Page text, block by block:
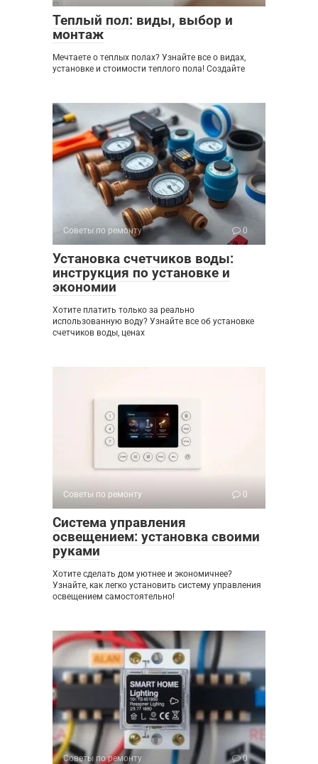
Теплый пол: виды, выбор и
монтаж
Мечтаете о теплых полах? Узнайте все о видах,
установке и стоимости теплого пола! Создайте
Советы по ремонту 0
Установка счетчиков воды:
инструкция по установке и
экономии
Хотите платить только за реально
использованную воду? Узнайте все об установке
счетчиков воды, ценах
Советы по ремонту 0
Система управления
освещением: установка своими
руками
Хотите сделать дом уютнее и экономичнее?
Узнайте, как легко установить систему управления
освещением самостоятельно!
Советы по ремонту 0